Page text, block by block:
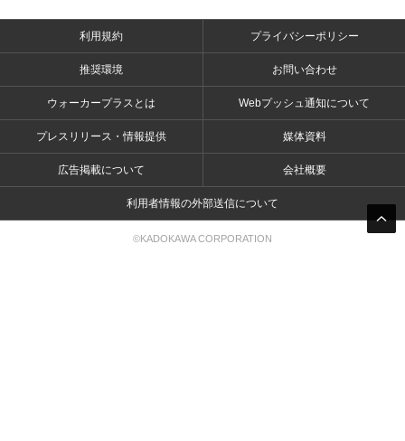
利用規約 プライバシーポリシー
推奨環境 お問い合わせ
ウォーカープラスとは Webプッシュ通知について
プレスリリース・情報提供 媒体資料
広告掲載について 会社概要
利用者情報の外部送信について
©KADOKAWA CORPORATION